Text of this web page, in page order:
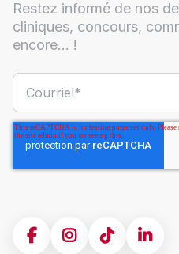
Restez informé de nos
cliniques, concours,
encore... !